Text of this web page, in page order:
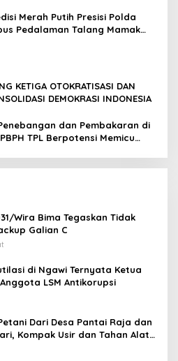
Provinsi Riau
Merah Putih Presisi Polda
Pedalaman Talang Mamak
KETIGA OTOKRATISASI DAN
DEMOKRASI INDONESIA
dan Pembakaran di
TPL Berpotensi Memicu
Wira Bima Tegaskan Tidak
Galian C
di Ngawi Ternyata Ketua
LSM Antikorupsi
Dari Desa Pantai Raja dan
Kompak Usir dan Tahan Alat
Hanafi Cs.